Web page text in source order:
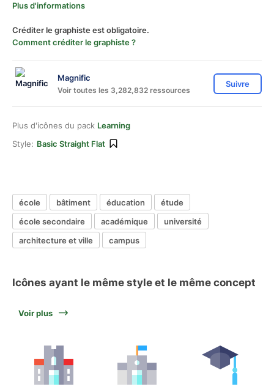
Plus d'informations
Créditer le graphiste est obligatoire.
Comment créditer le graphiste ?
Magnific
Voir toutes les 3,282,832 ressources
Suivre
Plus d'icônes du pack Learning
Style: Basic Straight Flat
école bâtiment éducation
étude
école secondaire
académique
université
architecture et ville
campus
Icônes ayant le même style et le même concept
Voir plus